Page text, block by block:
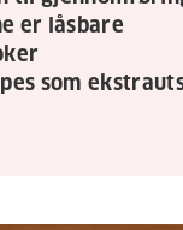
er låsbare
som